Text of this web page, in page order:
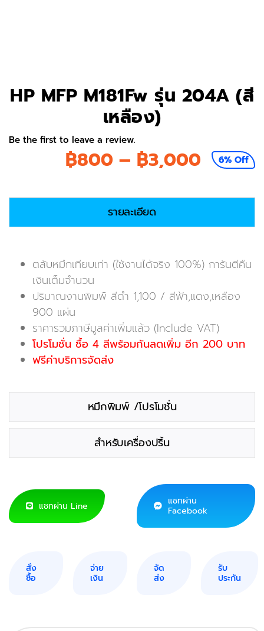
HP MFP M181Fw รุ่น 204A (สี
เหลือง)
Be the first to leave a review.
฿800 – ฿3,000Price
฿3,000
6% Off
รายละเอียด
ตลับหมึกเทียบเท่า (ใช้งานได้จริง 100%) การันตีคืน
เงินเต็มจำนวน
ปริมาณงานพิมพ์ สีดำ 1,100 / สีฟ้า,แดง,เหลือง
900 แผ่น
ราคารวมภาษีมูลค่าเพิ่มแล้ว (Include VAT)
โปรโมชั่น ซื้อ 4 สีพร้อมกันลดเพิ่ม อีก 200 บาท
ฟรีค่าบริการจัดส่ง
หมึกพิมพ์ /โปรโมชั่น
สำหรับเครื่องปริ้น
แชทผ่าน Line
แชทผ่าน
Facebook
สั่ง
ซื้อ
จ่าย
เงิน
จัด
ส่ง
รับ
ประกัน